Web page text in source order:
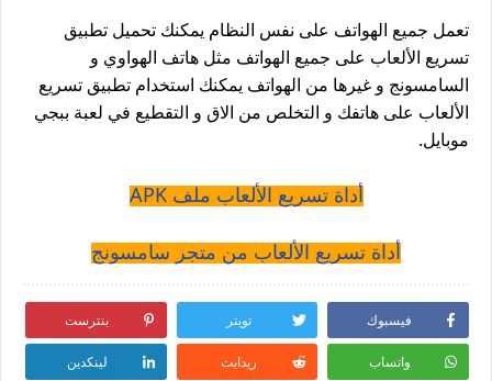
تعمل جميع الهواتف على نفس النظام يمكنك تحميل تطبيق
تسريع الألعاب على جميع الهواتف مثل هاتف الهواوي و
السامسونج و غيرها من الهواتف يمكنك استخدام تطبيق تسريع
الألعاب على هاتفك و التخلص من الاق و التقطيع في لعبة ببجي
موبايل.
أداة تسريع الألعاب ملف APK
أداة تسريع الألعاب من متجر سامسونج
فيسبوك تويتر بنترست
واتساب ريدايت لينكدين